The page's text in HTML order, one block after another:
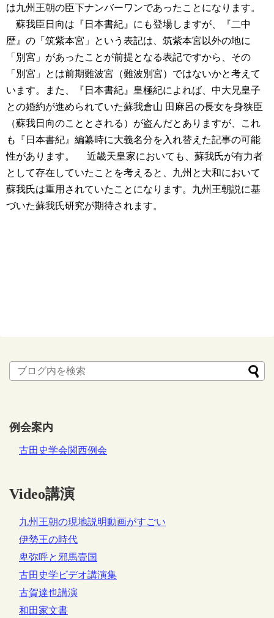
は九州王朝の臣下ナンバーワンであったことになります。
蘇我臣日向は『日本書紀』にも登場しますが、『二中
歴』の「筑紫本宮」という表記は、筑紫本宮以外の地に
「別宮」があったことが前提となる表記ですから、その
「別宮」とは前期難波宮（難波別宮）ではないかと考えて
います。また、『日本書紀』皇極紀によれば、中大兄皇子
との婚約が進められていた蘇我倉山 田麻呂の長女を身狭臣
（蘇我日向のこととされる）が盗んだとありますが、これ
も『日本書紀』編纂時に大義名分を入れ替えた記事の可能
性があります。
近畿天皇家においても、蘇我氏が有力者
として存在していたことを考えると、九州と大和において
蘇我氏は重用されていたことになります。九州王朝説に基
づいた蘇我氏研究が期待されます。
例会案内
古田史学会関西例会
Video講演
九州王朝の現地説明動画がすごい
伊勢王の時代
卑弥呼と邪馬壹国
古田史学ビデオ講演集
古賀達也講演
和田家文書